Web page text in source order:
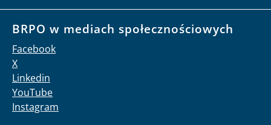
BRPO w mediach społecznościowych
Facebook
X
Linkedin
YouTube
Instagram